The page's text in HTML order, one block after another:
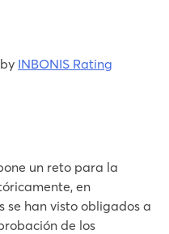
by INBONIS Rating
un reto para la
en
se han visto obligados a
de los